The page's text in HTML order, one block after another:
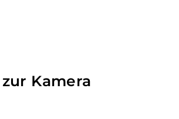
Kamera